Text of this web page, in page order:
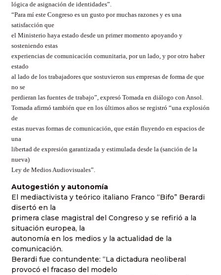
lógica de asignación de identidades”.
“Para mí este Congreso es un gusto por muchas razones y es una
satisfacción que
el Ministerio haya estado desde un primer momento apoyando y
sosteniendo estas
experiencias de comunicación comunitaria, por un lado, y por otro haber
estado
al lado de los trabajadores que sostuvieron sus empresas de forma de que
no se
perdieran las fuentes de trabajo”, expresó Tomada en diálogo con Ansol.
Tomada afirmó también que en los últimos años se registró “una explosión
de
estas nuevas formas de comunicación, que están fluyendo en espacios de
una
libertad de expresión garantizada y estimulada desde la (sanción de la
nueva)
Ley de Medios Audiovisuales”.
Autogestión y autonomía
El mediactivista y teórico italiano Franco “Bifo” Berardi
disertó en la
primera clase magistral del Congreso y se refirió a la
situación europea, la
autonomía en los medios y la actualidad de la
comunicación.
Berardi fue contundente: “La dictadura neoliberal
provocó el fracaso del modelo